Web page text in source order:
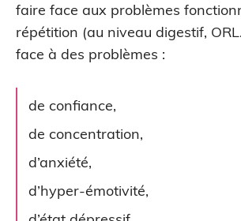
faire face aux problèmes
répétition (au niveau digestif,
face à des problèmes :
de confiance,
de concentration,
d’anxiété,
d’hyper-émotivité,